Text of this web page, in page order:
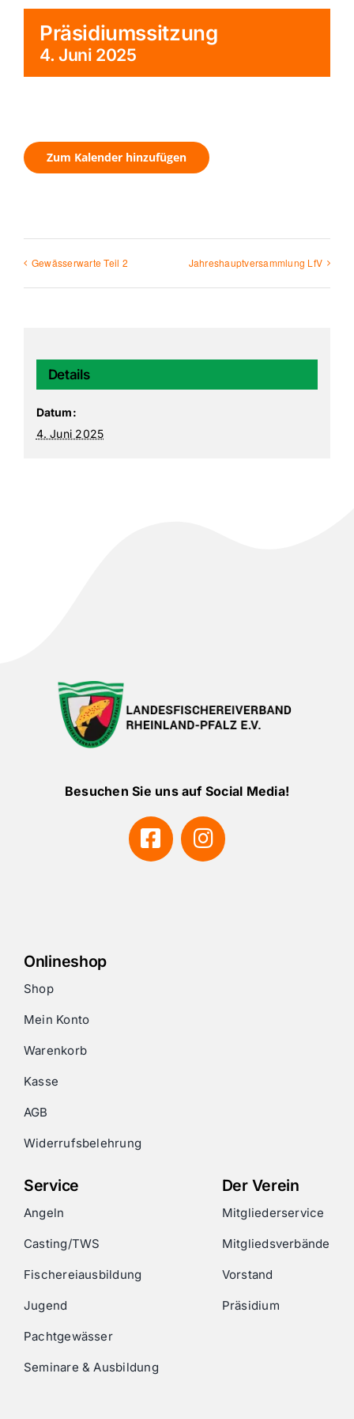
Präsidiumssitzung
4. Juni 2025
Zum Kalender hinzufügen
Gewässerwarte Teil 2 Jahreshauptversammlung LfV
Details
Datum:
4. Juni 2025
Besuchen Sie uns auf Social Media!
Onlineshop
Shop
Mein Konto
Warenkorb
Kasse
AGB
Widerrufsbelehrung
Service
Angeln
Casting/TWS
Fischereiausbildung
Jugend
Pachtgewässer
Seminare & Ausbildung
Der Verein
Mitgliederservice
Mitgliedsverbände
Vorstand
Präsidium